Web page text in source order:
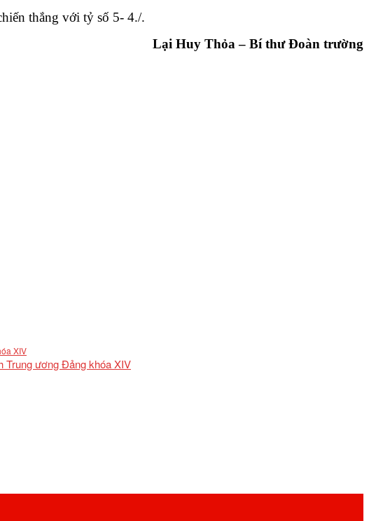
thắng với tỷ số 5- 4./.
Lại Huy Thỏa – Bí thư Đoàn trường
Trung ương Đảng khóa XIV